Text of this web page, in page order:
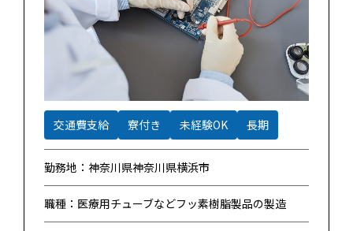
交通費支給 寮付き 未経験OK 長期
勤務地：神奈川県神奈川県横浜市
職種：医療用チューブなどフッ素樹脂製品の製造